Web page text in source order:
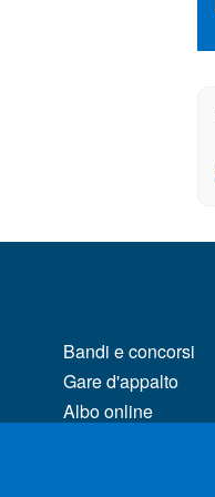
Bandi e concorsi
Gare d'appalto
Albo online